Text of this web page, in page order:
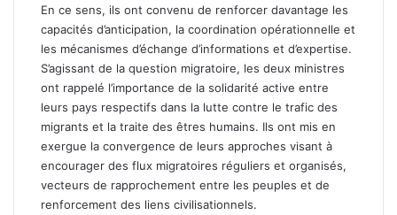
En ce sens, ils ont convenu de renforcer davantage les
capacités d’anticipation, la coordination opérationnelle et
les mécanismes d’échange d’informations et d’expertise.
S’agissant de la question migratoire, les deux ministres
ont rappelé l’importance de la solidarité active entre
leurs pays respectifs dans la lutte contre le trafic des
migrants et la traite des êtres humains. Ils ont mis en
exergue la convergence de leurs approches visant à
encourager des flux migratoires réguliers et organisés,
vecteurs de rapprochement entre les peuples et de
renforcement des liens civilisationnels.